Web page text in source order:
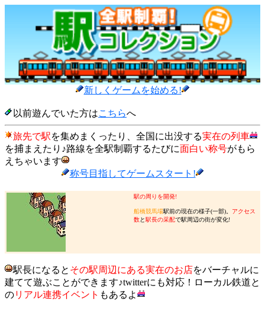
新しくゲームを始める!
以前遊んでいた方はこちらへ
旅先で駅を集めまくったり、全国に出没する実在の列車
を捕まえたり♪路線を全駅制覇するたびに面白い称号がもら
えちゃいます
称号目指してゲームスタート!
駅の周りを開発!
船橋競馬場駅前の現在の様子(一部)。 アクセス
数と駅長の采配で駅周辺の街が変化!
駅長になると その駅周辺にある実在のお店をバーチャルに
建てて遊ぶことができます♪twitterにも対応！ローカル鉄道と
のリアル連携イベント もあるよ